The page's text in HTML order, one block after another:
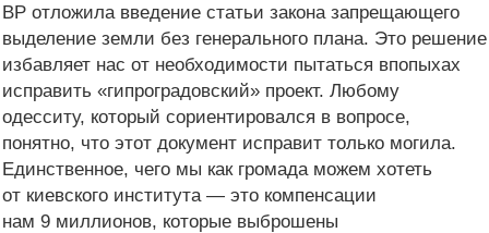
ВР отложила введение статьи закона запрещающего
выделение земли без генерального плана. Это решение
избавляет нас от необходимости пытаться впопыхах
исправить «гипроградовский» проект. Любому
одесситу, который сориентировался в вопросе,
понятно, что этот документ исправит только могила.
Единственное, чего мы как громада можем хотеть
от киевского института — это компенсации
нам 9 миллионов, которые выброшены